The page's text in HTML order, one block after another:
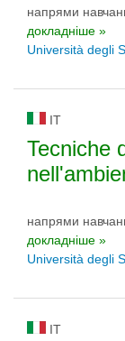
напрями
докладніше »
Università degli
IT
Tecniche
напрями
докладніше »
Università degli
IT